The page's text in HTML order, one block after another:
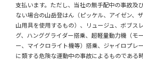
支払います。ただし、当社の無手配中の事故及
ない場合の山岳登はん（ピッケル、アイゼン、
山用具を使用するもの）、リュージュ、ボブス
グ、ハンググライダー搭乗、超軽量動力機（モ
ー、マイクロライト機等）搭乗、ジャイロプレ
に類する危険な運動中の事故によるものである